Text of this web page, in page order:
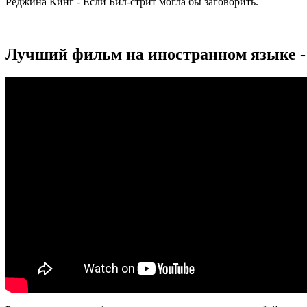
Лучший фильм на иностранном языке